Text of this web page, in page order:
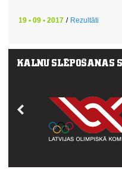
19 • 09 • 2017 / Rezultāti